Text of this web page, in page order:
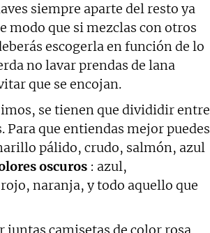
siempre aparte del resto ya
modo que si mezclas con otros
escogerla en función de lo
no lavar prendas de lana
que se encojan.
se tienen que divididir entre
Para que entiendas mejor puedes
pálido, crudo, salmón, azul
oscuros : azul,
naranja, y todo aquello que